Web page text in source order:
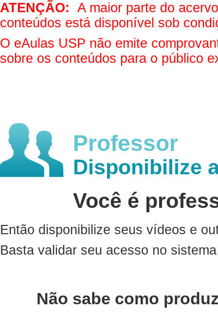
ATENÇÃO: A maior parte do
conteúdos está disponível sob
O eAulas USP não emite
sobre os conteúdos para o público
Professor
Disponibilize
Você é
Então disponibilize seus vídeos e
Basta validar seu acesso no
Não sabe como